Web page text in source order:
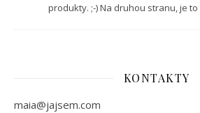
produkty. ;-) Na druhou stranu, je
KONTAKTY
maia@jajsem.com